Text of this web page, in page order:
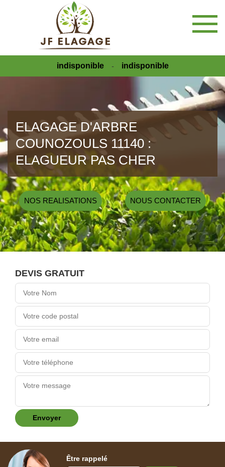
indisponible - indisponible
ELAGAGE D'ARBRE
COUNOZOULS 11140 :
ELAGUEUR PAS CHER
NOS REALISATIONS NOUS CONTACTER
DEVIS GRATUIT
Être rappelé